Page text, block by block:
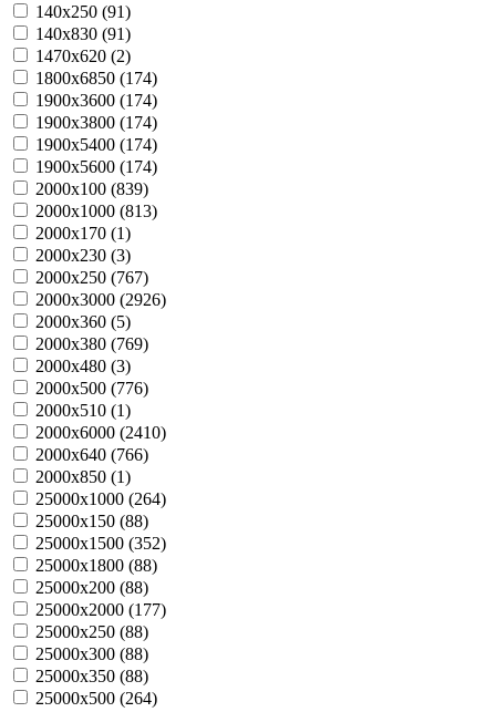
140х250 (91)
140х830 (91)
1470х620 (2)
1800х6850 (174)
1900х3600 (174)
1900х3800 (174)
1900х5400 (174)
1900х5600 (174)
2000х100 (839)
2000х1000 (813)
2000х170 (1)
2000х230 (3)
2000х250 (767)
2000х3000 (2926)
2000х360 (5)
2000х380 (769)
2000х480 (3)
2000х500 (776)
2000х510 (1)
2000х6000 (2410)
2000х640 (766)
2000х850 (1)
25000х1000 (264)
25000х150 (88)
25000х1500 (352)
25000х1800 (88)
25000х200 (88)
25000х2000 (177)
25000х250 (88)
25000х300 (88)
25000х350 (88)
25000х500 (264)